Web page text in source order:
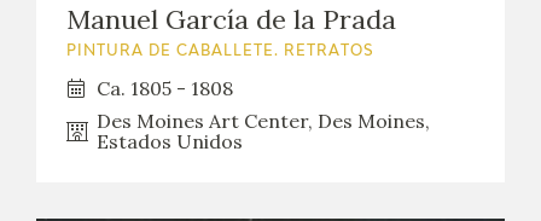
Manuel García de la Prada
PINTURA DE CABALLETE. RETRATOS
Ca. 1805 - 1808
Des Moines Art Center, Des Moines,
Estados Unidos